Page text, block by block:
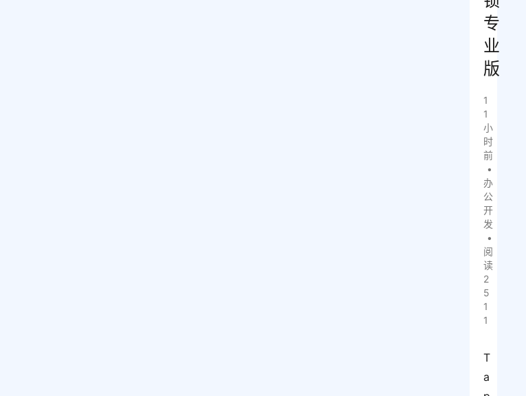
专
业
版
1
1
小
时
前
•
办
公
开
发
•
阅
读
2
5
1
1
T
a